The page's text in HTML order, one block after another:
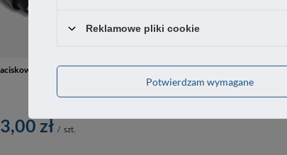
63mm otwór M10
zł / szt.
Reklamowe pliki cookie
Potwierdzam wymagane